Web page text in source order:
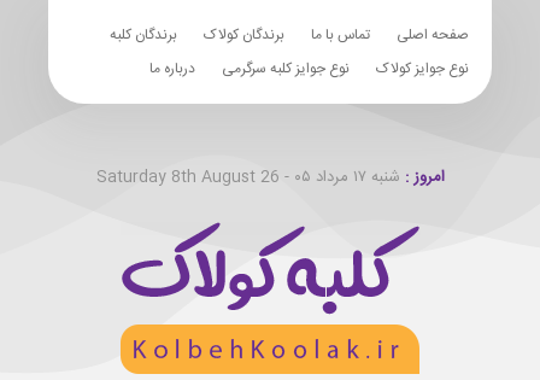
صفحه اصلی تماس با ما برندگان کولاک
برندگان کلبه
نوع جوایز کولاک
نوع جوایز کلبه سرگرمی درباره ما
امروز : شنبه ۱۷ مرداد ۰۵ - Saturday 8th August 26